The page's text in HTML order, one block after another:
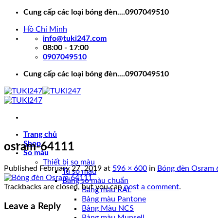
Skip
content
Cung cấp các loại bóng đèn....0907049510
Hồ Chí Minh
info@tuki247.com
08:00 - 17:00
0907049510
Cung cấp các loại bóng đèn....0907049510
Trang chủ
Shop
So màu
Thiết bị so màu
Tủ so màu
Bảng so màu chuẩn
Bảng màu RAL
Bảng màu Pantone
Bảng Màu NCS
osram-64111
Published February 27, 2019 at 596 × 600 in Bóng đèn Osram
Trackbacks are closed, but you canpost a comment.
Leave a Reply